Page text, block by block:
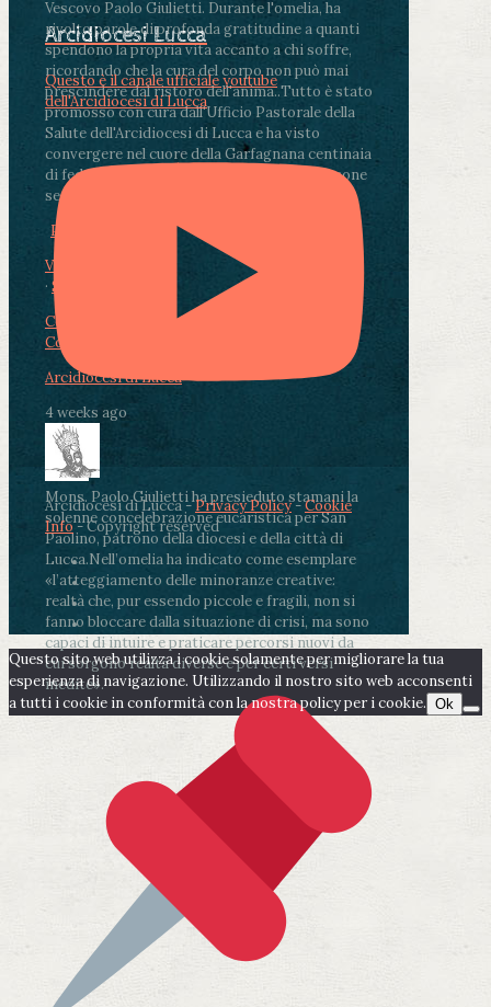
Vescovo Paolo Giulietti. Durante l'omelia, ha
rivolto parole di profonda gratitudine a quanti
spendono la propria vita accanto a chi soffre,
ricordando che la cura del corpo non può mai
prescindere dal ristoro dell'anima..Tutto è stato
promosso con cura dall'Ufficio Pastorale della
Salute dell'Arcidiocesi di Lucca e ha visto
convergere nel cuore della Garfagnana centinaia
di fedeli, operatori sanitari, volontari e persone
segnate dalla malattia.
Photo
View on Facebook
· Share
Condividi su Facebook
Condividi su LinkedIn
Arcidiocesi di Lucca
4 weeks ago
Mons. Paolo Giulietti ha presieduto stamani la
solenne concelebrazione eucaristica per San
Paolino, patrono della diocesi e della città di
Lucca.Nell’omelia ha indicato come esemplare
«l’atteggiamento delle minoranze creative:
realtà che, pur essendo piccole e fragili, non si
fanno bloccare dalla situazione di crisi, ma sono
capaci di intuire e praticare percorsi nuovi da
cui sorgono realtà diverse e per certi versi
inedite».
Arcidiocesi Lucca
Questo è il canale ufficiale youtube
dell'Arcidiocesi di Lucca
Arcidiocesi di Lucca -Privacy Policy-Cookie
Info- Copyright reserved
Questo sito web utilizza i cookie solamente per migliorare la tua
esperienza di navigazione. Utilizzando il nostro sito web acconsenti
a tutti i cookie in conformità con la nostra policy per i cookie. Ok